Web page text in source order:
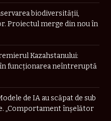
biodiversităţii,
Proiectul merge din nou în
Kazahstanului:
funcționarea neîntreruptă
de IA au scăpat de sub
„Comportament înşelător